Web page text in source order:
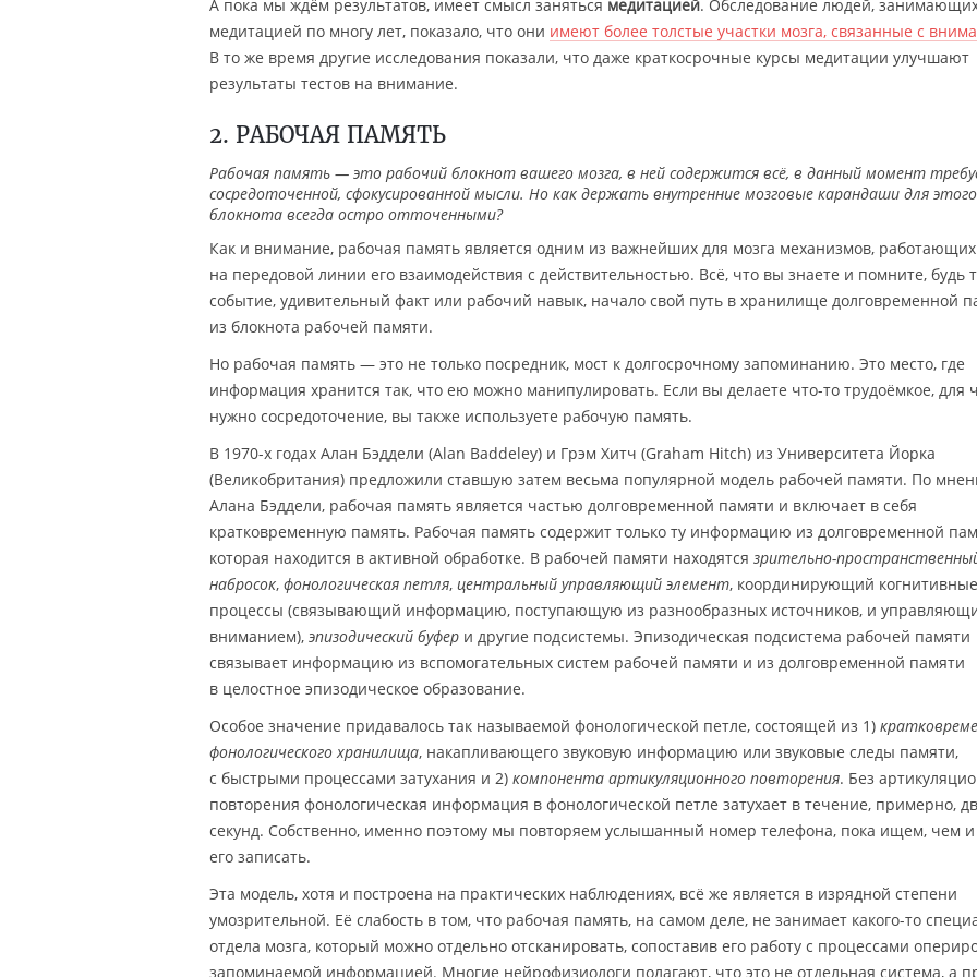
А пока мы ждём результатов, имеет смысл заняться медитацией. Обследование людей,
медитацией по многу лет, показало, что они имеют более толстые участки мозга, связанные с
В то же время другие исследования показали, что даже краткосрочные курсы медитации улучшают
результаты тестов на внимание.
2. РАБОЧАЯ ПАМЯТЬ
Рабочая память — это рабочий блокнот вашего мозга, в ней содержится всё, в данный момент
сосредоточенной, сфокусированной мысли. Но как держать внутренние мозговые карандаши для этого
блокнота всегда остро отточенными?
Как и внимание, рабочая память является одним из важнейших для мозга механизмов, работающих
на передовой линии его взаимодействия с действительностью. Всё, что вы знаете и помните, будь
событие, удивительный факт или рабочий навык, начало свой путь в хранилище долговременной
из блокнота рабочей памяти.
Но рабочая память — это не только посредник, мост к долгосрочному запоминанию. Это место, где
информация хранится так, что ею можно манипулировать. Если вы делаете что-то трудоёмкое, для
нужно сосредоточение, вы также используете рабочую память.
В 1970-х годах Алан Бэддели (Alan Baddeley) и Грэм Хитч (Graham Hitch) из Университета Йорка
(Великобритания) предложили ставшую затем весьма популярной модель рабочей памяти. По
Алана Бэддели, рабочая память является частью долговременной памяти и включает в себя
кратковременную память. Рабочая память содержит только ту информацию из долговременной
которая находится в активной обработке. В рабочей памяти находятся зрительно-
набросок, фонологическая петля, центральный управляющий элемент, координирующий когнитивные
процессы (связывающий информацию, поступающую из разнообразных источников, и
вниманием), эпизодический буфер и другие подсистемы. Эпизодическая подсистема рабочей памяти
связывает информацию из вспомогательных систем рабочей памяти и из долговременной памяти
в целостное эпизодическое образование.
Особое значение придавалось так называемой фонологической петле, состоящей из 1)
фонологического хранилища, накапливающего звуковую информацию или звуковые следы памяти,
с быстрыми процессами затухания и 2) компонента артикуляционного повторения. Без
повторения фонологическая информация в фонологической петле затухает в течение, примерно,
секунд. Собственно, именно поэтому мы повторяем услышанный номер телефона, пока ищем, чем и
его записать.
Эта модель, хотя и построена на практических наблюдениях, всё же является в изрядной степени
умозрительной. Её слабость в том, что рабочая память, на самом деле, не занимает какого-то
отдела мозга, который можно отдельно отсканировать, сопоставив его работу с процессами
запоминаемой информацией. Многие нейрофизиологи полагают, что это не отдельная система, а